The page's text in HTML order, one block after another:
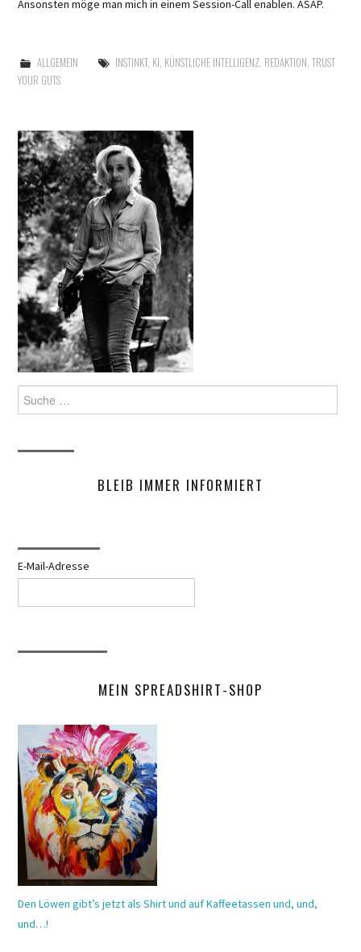
Ansonsten möge man mich in einem Session-Call enablen. ASAP.
ALLGEMEIN INSTINKT, KI, KÜNSTLICHE INTELLIGENZ, REDAKTION, TRUST
YOUR GUTS
Suche
nach:
BLEIB IMMER INFORMIERT
E-Mail-Adresse
MEIN SPREADSHIRT-SHOP
Den Löwen gibt’s jetzt als Shirt und auf Kaffeetassen und, und,
und…!